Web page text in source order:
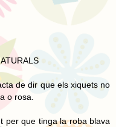
de dir que els xiquets no
o rosa.
per que tinga la roba blava